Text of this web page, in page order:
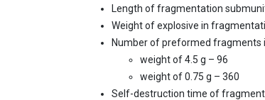
Length of fragmentation
Weight of explosive in
Number of preformed fragments
weight of 4.5 g – 96
weight of 0.75 g – 360
Self-destruction time of